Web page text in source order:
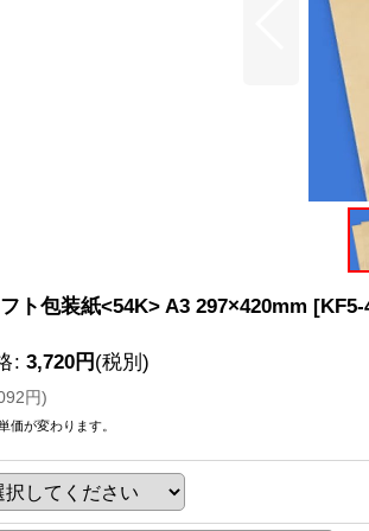
ト包装紙<54K> A3 297×420mm [KF5-
: 3,720円(税別)
円)
価が変わります。